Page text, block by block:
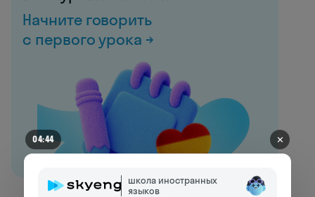
Начните говорить
с первого урока →
04:44 ✕
школа иностранных
языков